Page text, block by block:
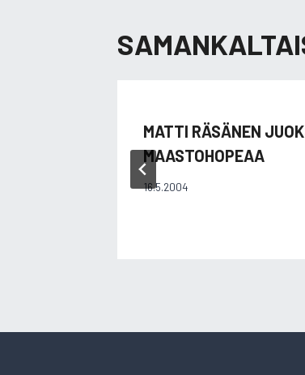
MATTI RÄSÄNEN
MAASTOHOPEAA
16.5.2004